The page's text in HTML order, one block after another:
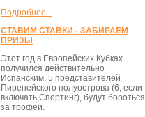
Подробнее...
СТАВИМ СТАВКИ - ЗАБИРАЕМ
ПРИЗЫ
Этот год в Европейских Кубках
получился действительно
Испанским. 5 представителей
Пиренейского полуострова (6, если
включать Спортинг), будут бороться
за трофеи.